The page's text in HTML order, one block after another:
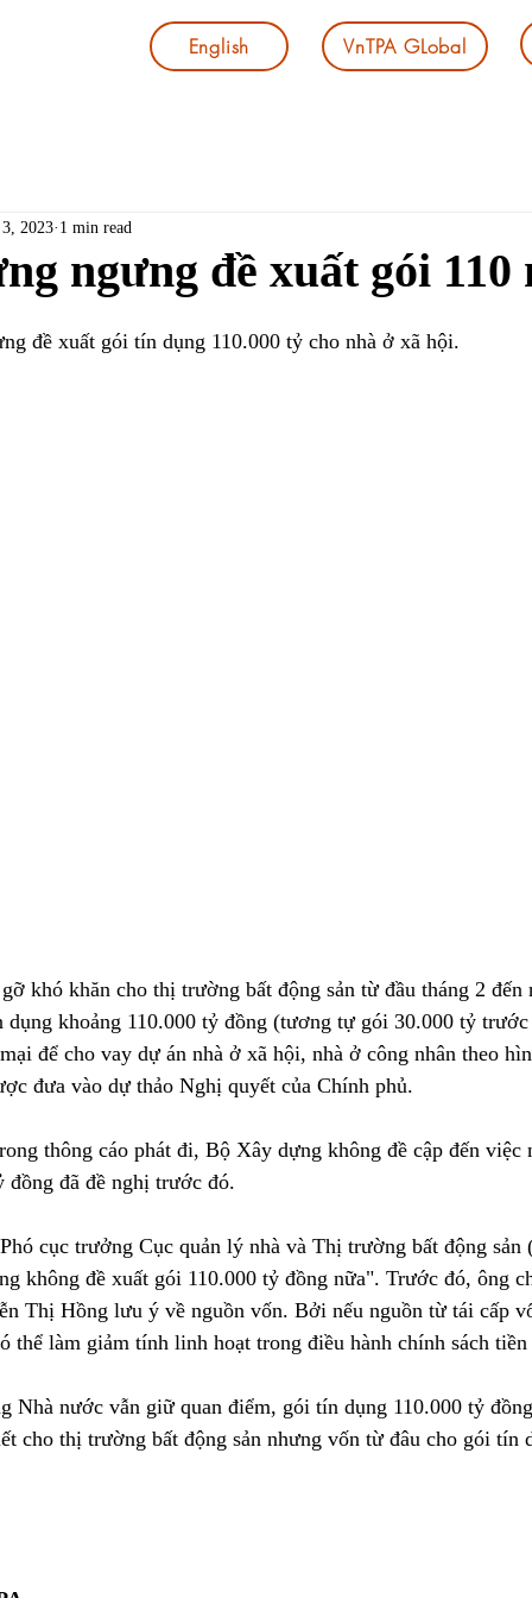
English VnTPA GLobal
ngưng đề xuất gói 110
2023 1 min read
đề xuất gói tín dụng 110.000 tỷ cho nhà ở xã hội.
khó khăn cho thị trường bất động sản từ đầu tháng 2 đến
dụng khoảng 110.000 tỷ đồng (tương tự gói 30.000 tỷ
để cho vay dự án nhà ở xã hội, nhà ở công nhân theo
đưa vào dự thảo Nghị quyết của Chính phủ.
thông cáo phát đi, Bộ Xây dựng không đề cập đến việc
đồng đã đề nghị trước đó.
cục trưởng Cục quản lý nhà và Thị trường bất động
không đề xuất gói 110.000 tỷ đồng nữa". Trước đó, ông
Thị Hồng lưu ý về nguồn vốn. Bởi nếu nguồn từ tái cấp
thể làm giảm tính linh hoạt trong điều hành chính sách tiền
Nhà nước vẫn giữ quan điểm, gói tín dụng 110.000 tỷ
cho thị trường bất động sản nhưng vốn từ đâu cho gói tín